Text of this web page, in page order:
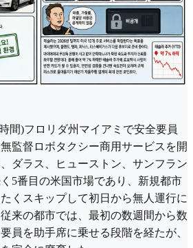
間)フロリダ州マイアミで安全要員
監督ロボタクシー商用サービスを開
ダラス、ヒューストン、サンフラン
5番目の米国市場であり、新規都市
くスキップして初日から無人運行に
来の都市では、最初の数週間から数
員を助手席に乗せる段階を経たが、